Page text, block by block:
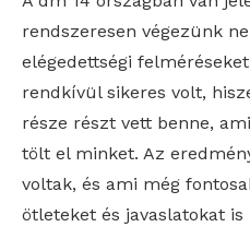
rendszeresen végezünk
elégedettségi
rendkívül sikeres volt,
része részt vett benne,
tölt el minket. Az
voltak, és ami még
ötleteket és javaslatokat